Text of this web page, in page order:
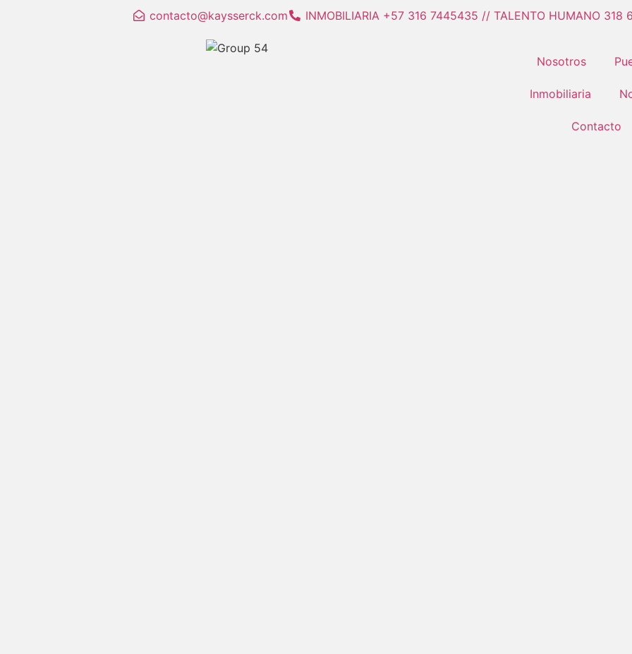
contacto@kaysserck.com INMOBILIARIA +57 316 7445435 // TALENTO HUMANO 318
Nosotros
Inmobiliaria
Contacto